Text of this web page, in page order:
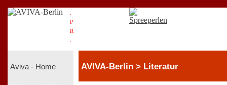
P
R
Aviva - Home AVIVA-Berlin > Literatur